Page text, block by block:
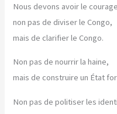
Nous devons avoir le
non pas de diviser le Congo,
mais de clarifier le Congo.
Non pas de nourrir la haine,
mais de construire un État
Non pas de politiser les